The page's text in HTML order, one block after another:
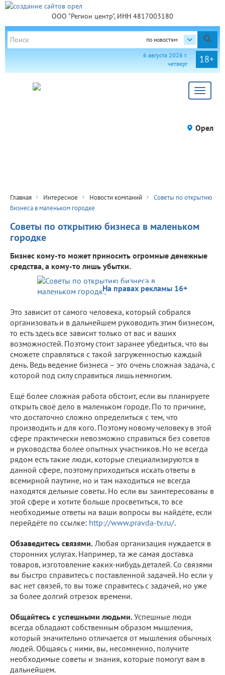
ООО "Регион центр", ИНН 4817003180
по новостям
18+
6 августа 2026 г.
четверг
Toggle
Орел
Главная Интересное Новости компаний
Советы по открытию
бизнеса в маленьком городке
Советы по открытию бизнеса в маленьком
городке
Бизнес кому-то может приносить огромные денежные
средства, а кому-то лишь убытки.
На правах рекламы 16+
Это зависит от самого человека, который собрался
организовать и в дальнейшем руководить этим бизнесом,
то есть здесь все зависит только от вас и ваших
возможностей. Поэтому стоит заранее убедиться, что вы
сможете справляться с такой загруженностью каждый
день. Ведь ведение бизнеса – это очень сложная задача, с
которой под силу справиться лишь немногим.
Ещё более сложная работа обстоит, если вы планируете
открыть своё дело в маленьком городе. По то причине,
что достаточно сложно определиться с тем, что
производить и для кого. Поэтому новому человеку в этой
сфере практически невозможно справиться без советов
и руководства более опытных участников. Но не всегда
рядом есть такие люди, которые специализируются в
данной сфере, поэтому приходиться искать ответы в
всемирной паутине, но и там находиться не всегда
находятся дельные советы. Но если вы заинтересованы в
этой сфере и хотите больше просветиться, то все
необходимые ответы на ваши вопросы вы найдёте, если
перейдёте по ссылке: http://www.pravda-tv.ru/.
Обзаведитесь связями. Любая организация нуждается в
сторонних услугах. Например, та же самая доставка
товаров, изготовление каких-нибудь деталей. Со связями
вы быстро справитесь с поставленной задачей. Но если у
вас нет связей, то вы тоже справитесь с задачей, но уже
за более долгий отрезок времени.
Общайтесь с успешными людьми. Успешные люди
всегда обладают собственным образом мышления,
который значительно отличается от мышления обычных
людей. Общаясь с ними, вы, несомненно, получите
необходимые советы и знания, которые помогут вам в
дальнейшем.